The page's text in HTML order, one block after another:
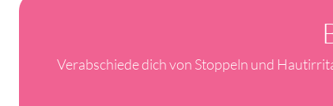
Verabschiede dich von Stoppeln und